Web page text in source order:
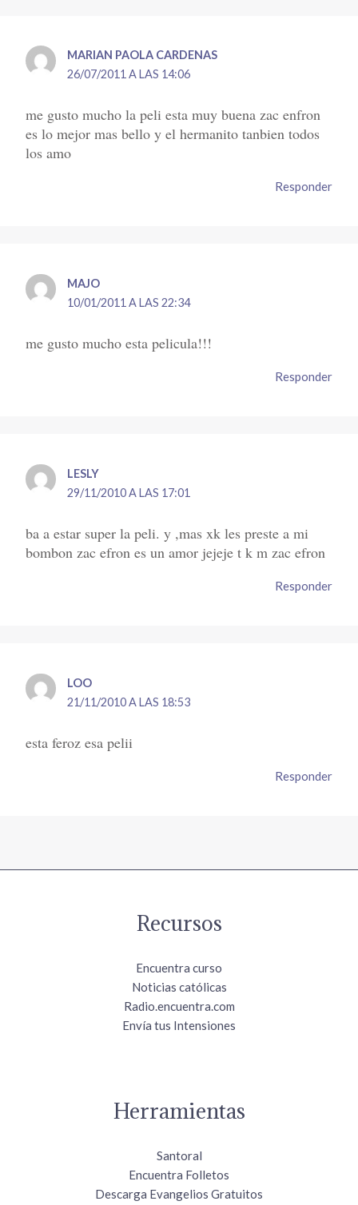
MARIAN PAOLA CARDENAS
26/07/2011 A LAS 14:06
me gusto mucho la peli esta muy buena zac enfron
es lo mejor mas bello y el hermanito tanbien todos
los amo
Responder
MAJO
10/01/2011 A LAS 22:34
me gusto mucho esta pelicula!!!
Responder
LESLY
29/11/2010 A LAS 17:01
ba a estar super la peli. y ,mas xk les preste a mi
bombon zac efron es un amor jejeje t k m zac efron
Responder
LOO
21/11/2010 A LAS 18:53
esta feroz esa pelii
Responder
Recursos
Encuentra curso
Noticias católicas
Radio.encuentra.com
Envía tus Intensiones
Herramientas
Santoral
Encuentra Folletos
Descarga Evangelios Gratuitos